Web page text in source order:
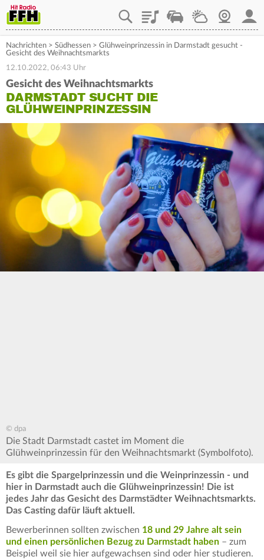
PlaylistStaupilotWetterWebcam
Nachrichten > Südhessen > Glühweinprinzessin in Darmstadt gesucht -
Gesicht des Weihnachtsmarkts
12.10.2022, 06:43 Uhr
Gesicht des Weihnachtsmarkts
DARMSTADT SUCHT DIE
GLÜHWEINPRINZESSIN
© dpa
Die Stadt Darmstadt castet im Moment die
Glühweinprinzessin für den Weihnachtsmarkt (Symbolfoto).
Es gibt die Spargelprinzessin und die Weinprinzessin - und
hier in Darmstadt auch die Glühweinprinzessin! Die ist
jedes Jahr das Gesicht des Darmstädter Weihnachtsmarkts.
Das Casting dafür läuft aktuell.
Bewerberinnen sollten zwischen 18 und 29 Jahre alt sein
und einen persönlichen Bezug zu Darmstadt haben – zum
Beispiel weil sie hier aufgewachsen sind oder hier studieren.